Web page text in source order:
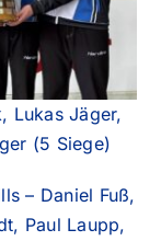
Lukas Jäger,
(5 Siege)
– Daniel Fuß,
Paul Laupp,